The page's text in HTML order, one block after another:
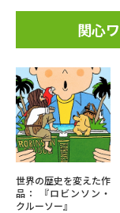
関心
世界の歴史を変えた作
品： 『ロビンソン・
クルーソー』